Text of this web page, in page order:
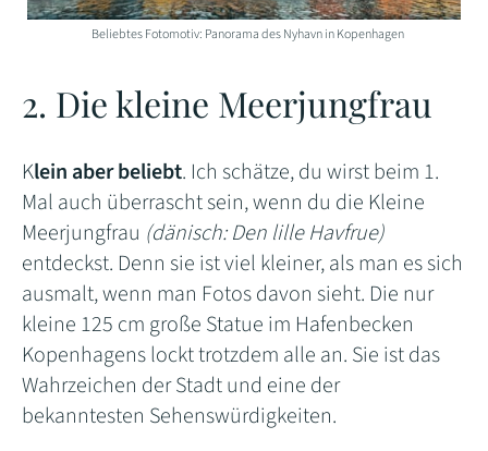
Beliebtes Fotomotiv: Panorama des Nyhavn in Kopenhagen
2. Die kleine Meerjungfrau
Klein aber beliebt. Ich schätze, du wirst beim 1.
Mal auch überrascht sein, wenn du die Kleine
Meerjungfrau (dänisch: Den lille Havfrue)
entdeckst. Denn sie ist viel kleiner, als man es sich
ausmalt, wenn man Fotos davon sieht. Die nur
kleine 125 cm große Statue im Hafenbecken
Kopenhagens lockt trotzdem alle an. Sie ist das
Wahrzeichen der Stadt und eine der
bekanntesten Sehenswürdigkeiten.